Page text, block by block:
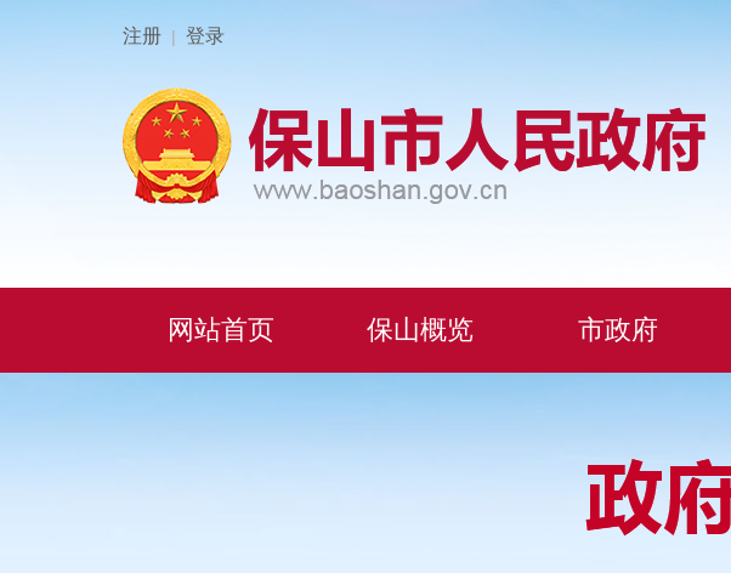
注册 | 登录
网站首页 保山概览 市政府